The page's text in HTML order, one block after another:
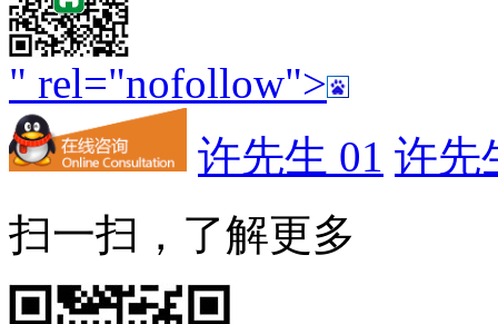
" rel="nofollow">
许先生 01 许先
扫一扫，了解更多